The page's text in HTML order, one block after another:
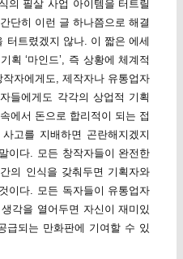
의 필살 사업 아이템을 터트릴
단히 이런 글 하나쯤으로 해결
터트렸겠지 않나. 이 짧은 에세
획 ‘마인드’, 즉 상황에 체계적
자에게도, 제작자나 유통업자
들에게도 각각의 상업적 기획
에서 돈으로 합리적이 되는 접
고를 지배하면 곤란해지겠지
이다. 모든 창작자들이 완전한
의 인식을 갖춰두면 기획자와
이다. 모든 독자들이 유통업자
각을 열어두면 자신이 재미있
급되는 만화판에 기여할 수 있